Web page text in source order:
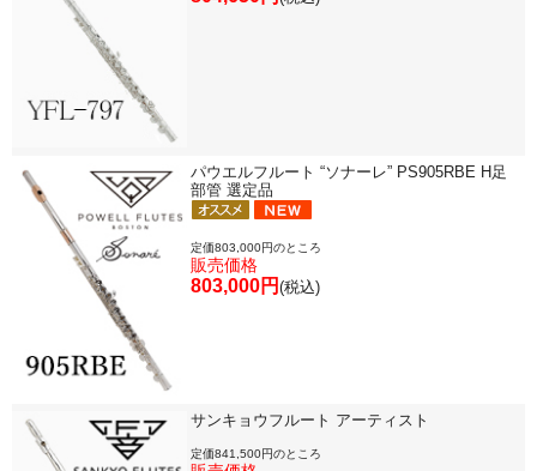
パウエルフルート “ソナーレ” PS905RBE H足
部管 選定品
定価803,000円のところ
販売価格
803,000円 (税込)
サンキョウフルート アーティスト
定価841,500円のところ